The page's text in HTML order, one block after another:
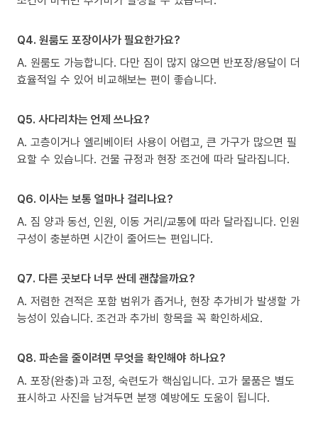
Q4. 원룸도 포장이사가 필요한가요?
A. 원룸도 가능합니다. 다만 짐이 많지 않으면 반포장/용달이 더
효율적일 수 있어 비교해보는 편이 좋습니다.
Q5. 사다리차는 언제 쓰나요?
A. 고층이거나 엘리베이터 사용이 어렵고, 큰 가구가 많으면 필
요할 수 있습니다. 건물 규정과 현장 조건에 따라 달라집니다.
Q6. 이사는 보통 얼마나 걸리나요?
A. 짐 양과 동선, 인원, 이동 거리/교통에 따라 달라집니다. 인원
구성이 충분하면 시간이 줄어드는 편입니다.
Q7. 다른 곳보다 너무 싼데 괜찮을까요?
A. 저렴한 견적은 포함 범위가 좁거나, 현장 추가비가 발생할 가
능성이 있습니다. 조건과 추가비 항목을 꼭 확인하세요.
Q8. 파손을 줄이려면 무엇을 확인해야 하나요?
A. 포장(완충)과 고정, 숙련도가 핵심입니다. 고가 물품은 별도
표시하고 사진을 남겨두면 분쟁 예방에도 도움이 됩니다.